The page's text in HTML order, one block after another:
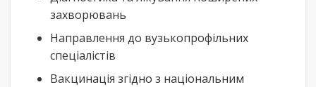
захворювань
Направлення до вузькопрофільних
спеціалістів
Вакцинація згідно з національним